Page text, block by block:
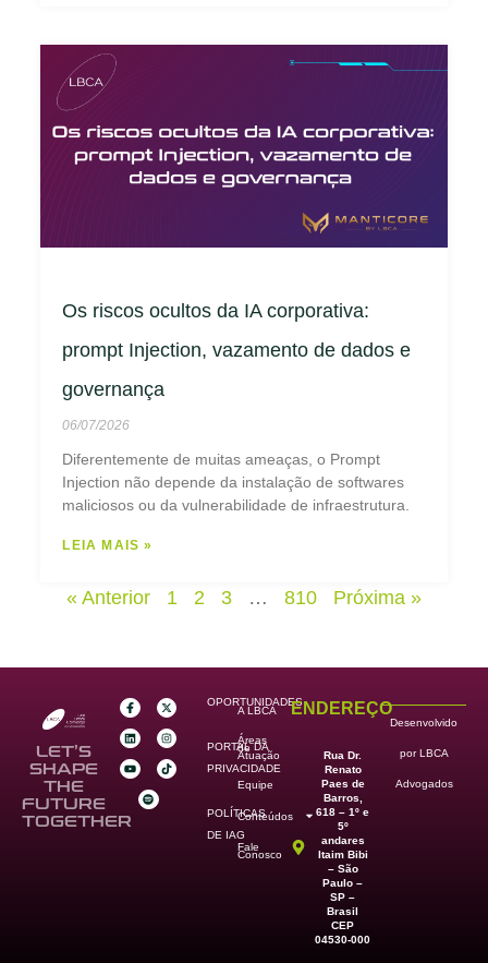
Os riscos ocultos da IA corporativa:
prompt Injection, vazamento de dados e
governança
06/07/2026
Diferentemente de muitas ameaças, o Prompt
Injection não depende da instalação de softwares
maliciosos ou da vulnerabilidade de infraestrutura.
LEIA MAIS »
« Anterior 1 2 3 … 810 Próxima »
LET’S
SHAPE
THE
FUTURE
TOGETHER
OPORTUNIDADES
PORTAL DA
PRIVACIDADE
POLÍTICAS
DE IAG
A LBCA
Áreas
de
Atuação
Equipe
Conteúdos
Fale
Conosco
ENDEREÇO
Rua Dr.
Renato
Paes de
Barros,
618 – 1º e
5º
andares
Itaim Bibi
– São
Paulo –
SP –
Brasil
CEP
04530-000
Desenvolvido
por LBCA
Advogados